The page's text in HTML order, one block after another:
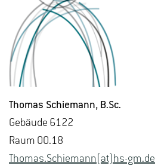
Tho­mas Schie­mann, B.​Sc.
Ge­bäu­de 6122
Raum 00.18
Tho­mas.Schie­mann(at)hs-​gm.​de